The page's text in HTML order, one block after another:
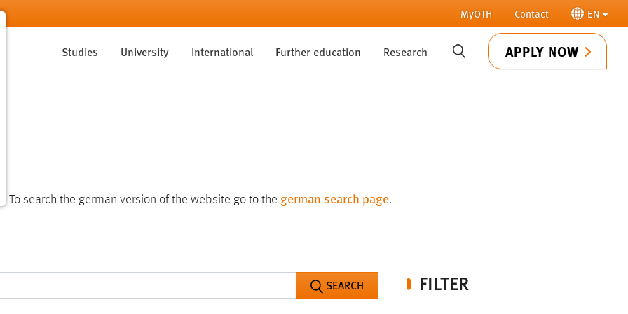
MyOTH Contact EN
Studies University International Further education Research SUCHE APPLY NOW
To search the german version of the website go to the german search page.
FILTER
SEARCH